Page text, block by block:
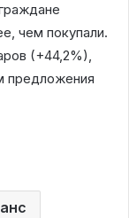
чем покупали.
(+44,2%),
предложения